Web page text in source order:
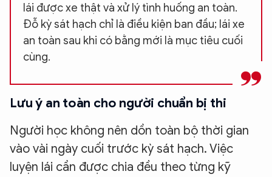
lái được xe thật và xử lý tình huống an toàn.
Đỗ kỳ sát hạch chỉ là điều kiện ban đầu; lái xe
an toàn sau khi có bằng mới là mục tiêu cuối
cùng.
Lưu ý an toàn cho người chuẩn bị thi
Người học không nên dồn toàn bộ thời gian
vào vài ngày cuối trước kỳ sát hạch. Việc
luyện lái cần được chia đều theo từng kỹ